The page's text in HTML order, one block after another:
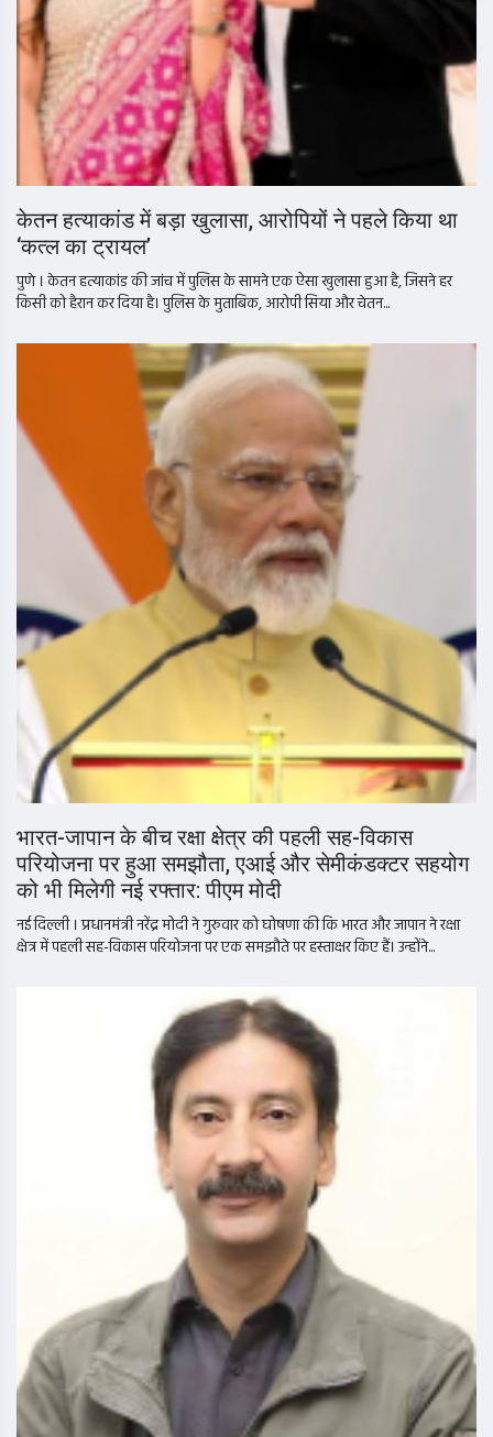
केतन हत्याकांड में बड़ा खुलासा, आरोपियों ने पहले किया था
‘कत्ल का ट्रायल’
पुणे । केतन हत्याकांड की जांच में पुलिस के सामने एक ऐसा खुलासा हुआ है, जिसने हर
किसी को हैरान कर दिया है। पुलिस के मुताबिक, आरोपी सिया और चेतन...
भारत-जापान के बीच रक्षा क्षेत्र की पहली सह-विकास
परियोजना पर हुआ समझौता, एआई और सेमीकंडक्टर सहयोग
को भी मिलेगी नई रफ्तार: पीएम मोदी
नई दिल्ली । प्रधानमंत्री नरेंद्र मोदी ने गुरुवार को घोषणा की कि भारत और जापान ने रक्षा
क्षेत्र में पहली सह-विकास परियोजना पर एक समझौते पर हस्ताक्षर किए हैं। उन्होंने...